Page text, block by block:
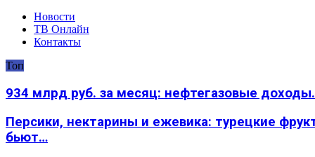
Новости
ТВ Онлайн
Контакты
Топ
934 млрд руб. за месяц: нефтегазовые
Персики, нектарины и ежевика: турецкие
бьют…